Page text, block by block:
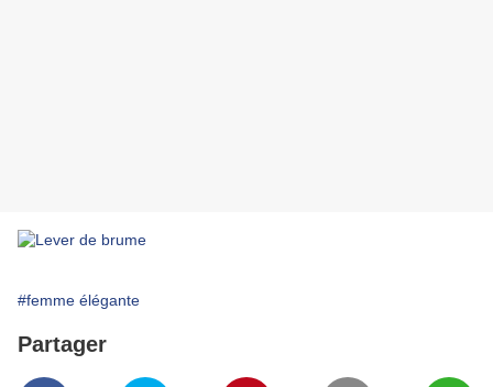
#femme élégante
Partager